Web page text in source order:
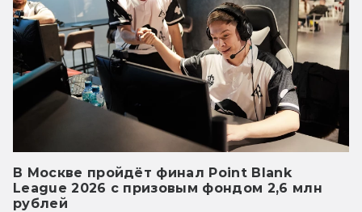
В Москве пройдёт финал Point Blank
League 2026 с призовым фондом 2,6 млн
рублей